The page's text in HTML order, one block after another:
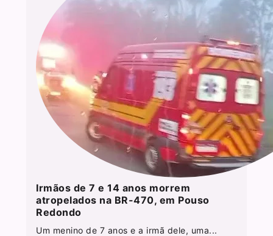
Irmãos de 7 e 14 anos morrem
atropelados na BR-470, em Pouso
Redondo
Um menino de 7 anos e a irmã dele, uma...